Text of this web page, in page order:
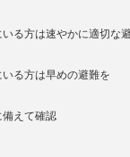
る方は速やかに適切な
る方は早めの避難を
えて確認